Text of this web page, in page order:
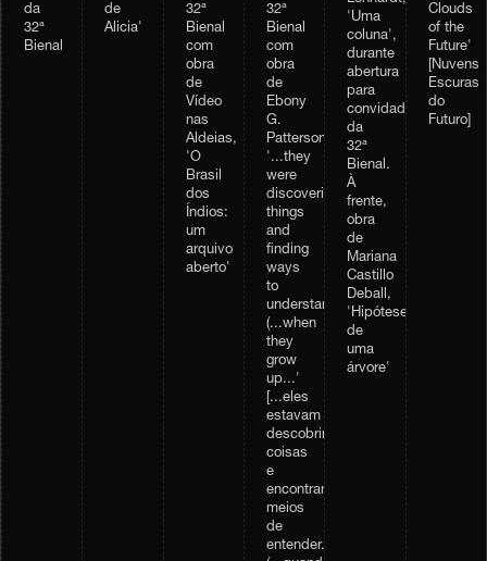
da
32ª
Bienal
de
Alicia'
32ª
Bienal
com
obra
de
Vídeo
nas
Aldeias,
'O
Brasil
dos
Índios:
um
arquivo
aberto'
32ª
Bienal
com
obra
de
Ebony
G.
Patterson,
'...they
were
discovering
things
and
finding
ways
to
understand...
(...when
they
grow
up...'
[...eles
estavam
descobrindo
coisas
e
encontrando
meios
de
entender...
'Uma
coluna',
durante
abertura
para
convidados
da
32ª
Bienal.
À
frente,
obra
de
Mariana
Castillo
Deball,
'Hipótese
de
uma
árvore'
Clouds
of the
Future'
[Nuvens
Escuras
do
Futuro]